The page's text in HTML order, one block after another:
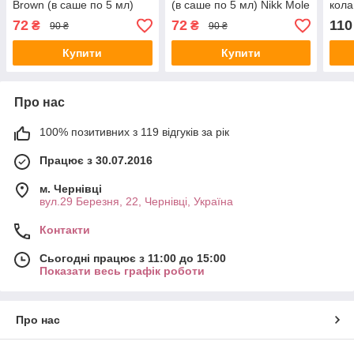
Brown (в саше по 5 мл)
72 ₴ 90 ₴
Купити
(в саше по 5 мл) Nikk Mole
| Blue Black
72₴ 90 ₴
Купити
3%
110
Про нас
100% позитивних з 119 відгуків за рік
Працює з 30.07.2016
м. Чернівці
вул.29 Березня, 22, Чернівці, Україна
Контакти
Сьогодні працює з 11:00 до 15:00
Показати весь графік роботи
Про нас